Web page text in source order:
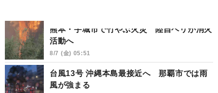
熊本・宇城市で竹やぶ火災 陸自ヘリが消火
活動へ
8/7 (金) 05:51
台風13号 沖縄本島最接近へ 那覇市では雨
風が強まる